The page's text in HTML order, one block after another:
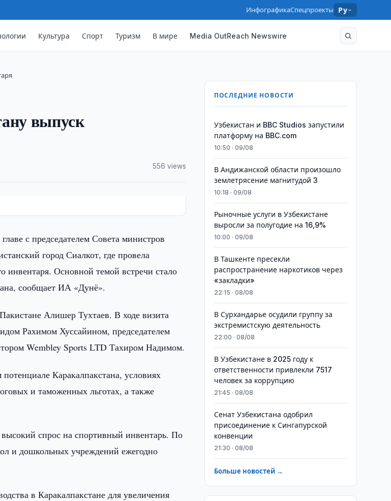
ИнфографикаСпецпроекты Ру
Культура Спорт Туризм В мире Media OutReach Newswire
выпуск
556 views
с председателем Совета министров
город Сиалкот, где провела
инвентаря. Основной темой встречи стало
сообщает ИА «Дунё».
Алишер Тухтаев. В ходе визита
Рахимом Хуссайином, председателем
Wembley Sports LTD Тахиром Надимом.
Каракалпакстана, условиях
и таможенных льготах, а также
высокий спрос на спортивный инвентарь. По
и дошкольных учреждений ежегодно
в Каракалпакстане для увеличения
ПОСЛЕДНИЕ НОВОСТИ
Узбекистан и BBC Studios запустили
платформу на BBC.com
10:50 · 09/08
В Андижанской области произошло
землетрясение магнитудой 3
10:18 · 09/08
Рыночные услуги в Узбекистане
выросли за полугодие на 16,9%
10:00 · 09/08
В Ташкенте пресекли
распространение наркотиков через
«закладки»
22:15 · 08/08
В Сурхандарье осудили группу за
экстремистскую деятельность
22:00 · 08/08
В Узбекистане в 2025 году к
ответственности привлекли 7517
человек за коррупцию
21:45 · 08/08
Сенат Узбекистана одобрил
присоединение к Сингапурской
конвенции
21:30 · 08/08
Больше новостей →